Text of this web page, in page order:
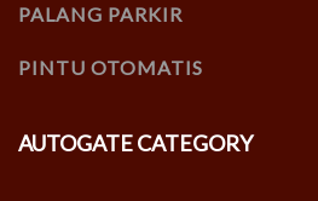
PALANG PARKIR
PINTU OTOMATIS
AUTOGATE CATEGORY